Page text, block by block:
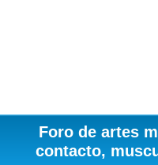
Foro de artes
contacto,